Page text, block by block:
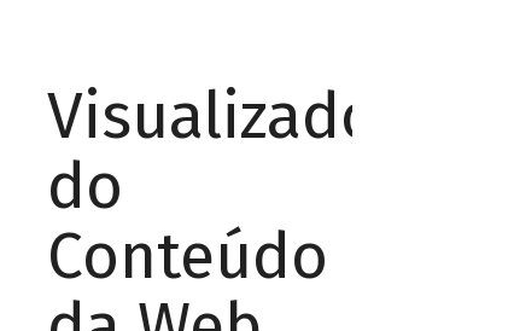
Visualizador
do
Conteúdo